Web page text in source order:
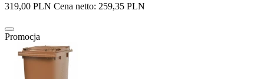
319,00 PLN Cena netto: 259,35 PLN
Promocja